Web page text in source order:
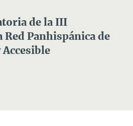
de la III
Red Panhispánica de
Accesible